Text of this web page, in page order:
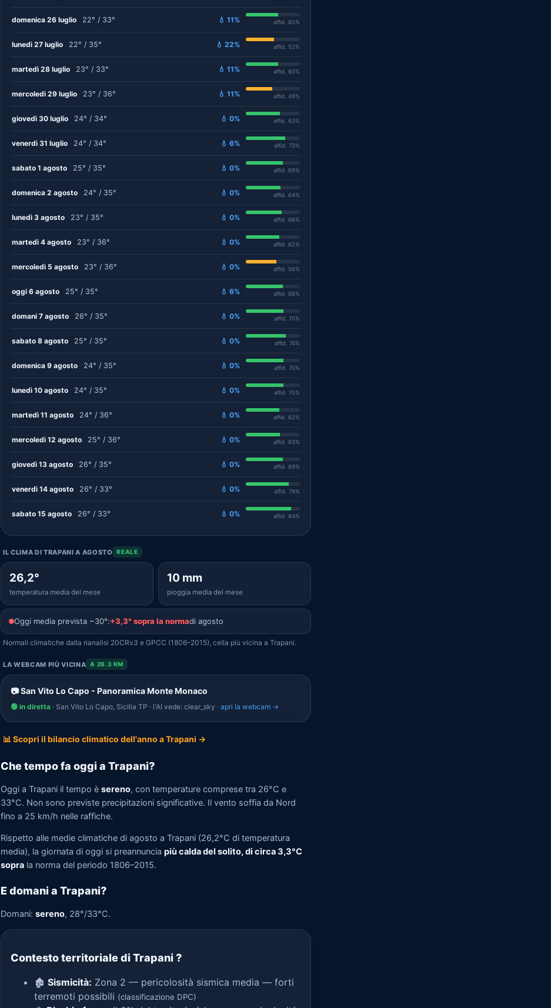
domenica 26 luglio 22° / 33° 💧 11% affid. 60%
lunedì 27 luglio 22° / 35° 💧 22% affid. 52%
martedì 28 luglio 23° / 33° 💧 11% affid. 60%
mercoledì 29 luglio 23° / 36° 💧 11% affid. 49%
giovedì 30 luglio 24° / 34° 💧 0% affid. 63%
venerdì 31 luglio 24° / 34° 💧 6% affid. 73%
sabato 1 agosto 25° / 35° 💧 0% affid. 69%
domenica 2 agosto 24° / 35° 💧 0% affid. 64%
lunedì 3 agosto 23° / 35° 💧 0% affid. 66%
martedì 4 agosto 23° / 36° 💧 0% affid. 62%
mercoledì 5 agosto 23° / 36° 💧 0% affid. 56%
oggi 6 agosto 25° / 35° 💧 6% affid. 68%
domani 7 agosto 26° / 35° 💧 0% affid. 70%
sabato 8 agosto 25° / 35° 💧 0% affid. 74%
domenica 9 agosto 24° / 35° 💧 0% affid. 70%
lunedì 10 agosto 24° / 35° 💧 0% affid. 70%
martedì 11 agosto 24° / 36° 💧 0% affid. 62%
mercoledì 12 agosto 25° / 36° 💧 0% affid. 63%
giovedì 13 agosto 26° / 35° 💧 0% affid. 69%
venerdì 14 agosto 26° / 33° 💧 0% affid. 79%
sabato 15 agosto 26° / 33° 💧 0% affid. 84%
IL CLIMA DI TRAPANI A AGOSTO REALE
26,2°
temperatura media del mese
10 mm
pioggia media del mese
Oggi media prevista ~30°:+3,3° sopra la normadi agosto
Normali climatiche dalla rianalisi 20CRv3 e GPCC (1806–2015), cella più vicina a Trapani.
LA WEBCAM PIÙ VICINA A 26.3 KM
📷 San Vito Lo Capo - Panoramica Monte Monaco
🟢 in diretta · San Vito Lo Capo, Sicilia TP · l'AI vede: clear_sky · apri la webcam →
📊 Scopri il bilancio climatico dell'anno a Trapani →
Che tempo fa oggi a Trapani?
Oggi a Trapani il tempo è sereno, con temperature comprese tra 26°C e
33°C. Non sono previste precipitazioni significative. Il vento soffia da Nord
fino a 25 km/h nelle raffiche.
Rispetto alle medie climatiche di agosto a Trapani (26,2°C di temperatura
media), la giornata di oggi si preannuncia più calda del solito, di circa 3,3°C
sopra la norma del periodo 1806–2015.
E domani a Trapani?
Domani: sereno, 28°/33°C.
Contesto territoriale di Trapani ?
🏚️ Sismicità: Zona 2 — pericolosità sismica media — forti
terremoti possibili (classificazione DPC)